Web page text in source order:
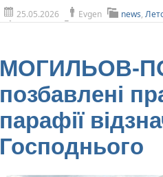
25.05.2026 Evgen news,
МОГИЛЬОВ-
позбавлені
парафії
Господнього